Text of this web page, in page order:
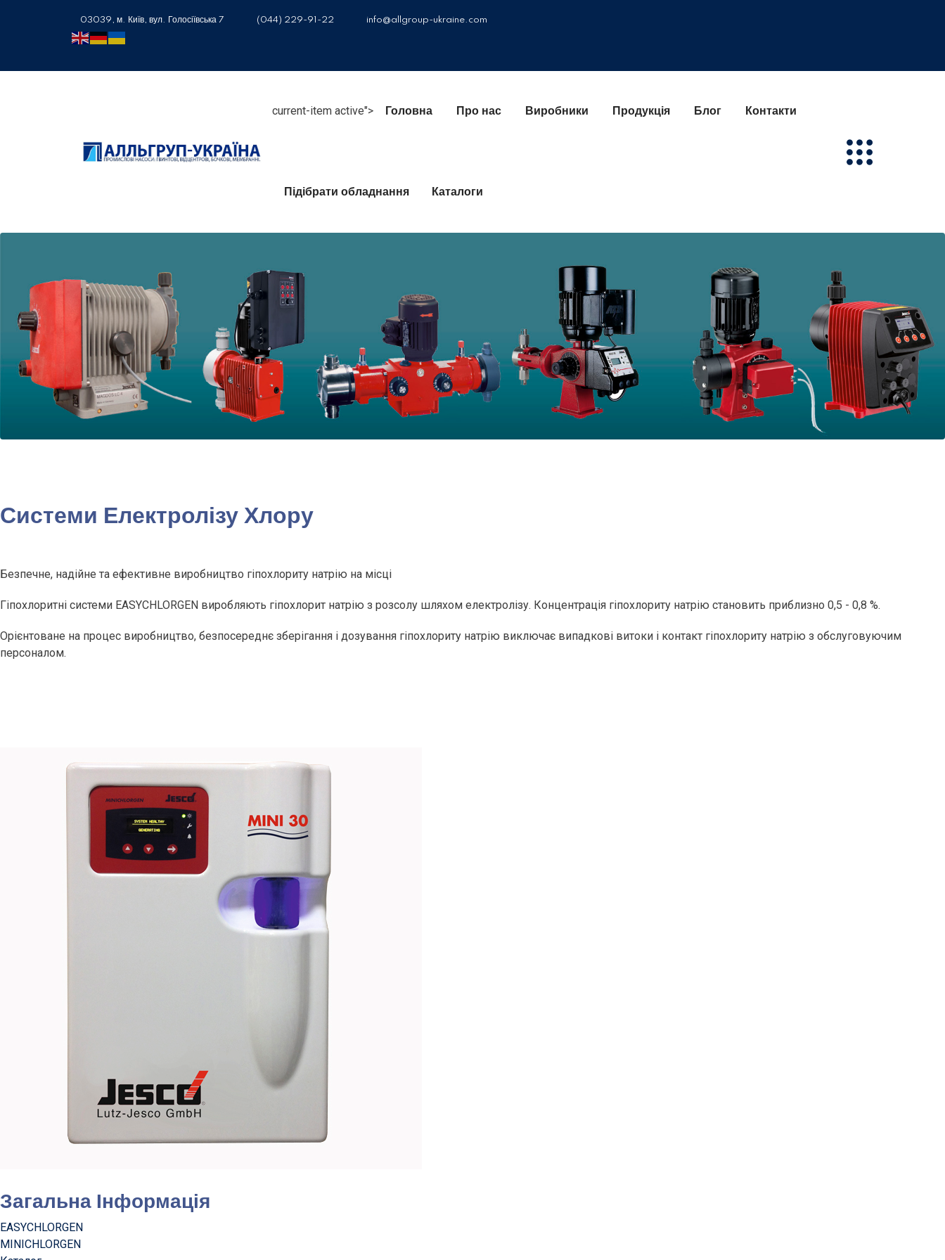
03039, м. Київ, вул. Голосіївська 7 (044) 229-91-22 info@allgroup-ukraine.com
current-item active"> Головна Про нас Виробники Продукція Блог Контакти
Підібрати обладнання Каталоги
Системи Електролізу Хлору
Безпечне, надійне та ефективне виробництво гіпохлориту натрію на місці
Гіпохлоритні системи EASYCHLORGEN виробляють гіпохлорит натрію з розсолу шляхом електролізу. Концентрація гіпохлориту натрію становить приблизно 0,5 - 0,8 %.
Орієнтоване на процес виробництво, безпосереднє зберігання і дозування гіпохлориту натрію виключає випадкові витоки і контакт гіпохлориту натрію з обслуговуючим
персоналом.
Загальна Інформація
EASYCHLORGEN
MINICHLORGEN